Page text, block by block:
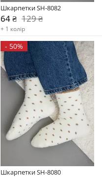
Шкарпетки SH-8082
64 ₴ 129 ₴
+ 1 колір
- 50%
Шкарпетки SH-8080